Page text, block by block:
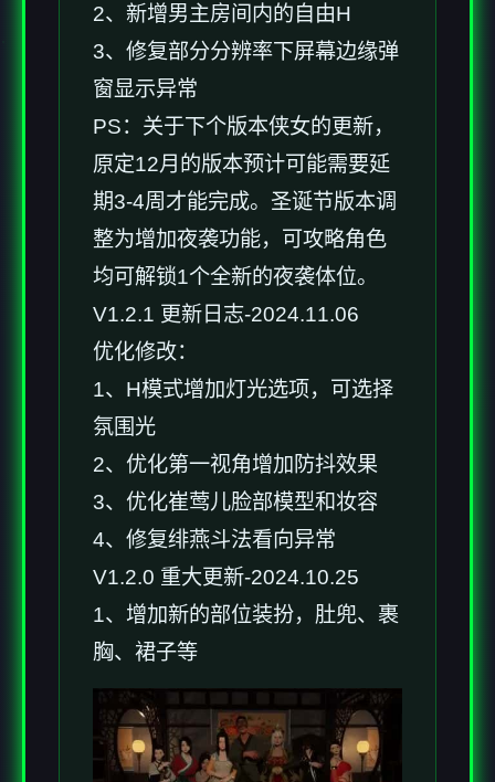
2、新增男主房间内的自由H
3、修复部分分辨率下屏幕边缘弹
窗显示异常
PS：关于下个版本侠女的更新，
原定12月的版本预计可能需要延
期3-4周才能完成。圣诞节版本调
整为增加夜袭功能，可攻略角色
均可解锁1个全新的夜袭体位。
V1.2.1 更新日志-2024.11.06
优化修改：
1、H模式增加灯光选项，可选择
氛围光
2、优化第一视角增加防抖效果
3、优化崔莺儿脸部模型和妆容
4、修复绯燕斗法看向异常
V1.2.0 重大更新-2024.10.25
1、增加新的部位装扮，肚兜、裹
胸、裙子等